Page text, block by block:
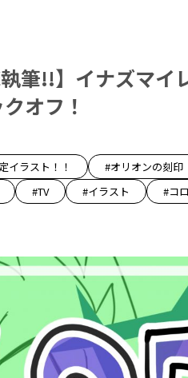
筆!!】イナズマイ
オフ！
イラスト！！
#オリオンの刻印
#TV #イラスト
#コ